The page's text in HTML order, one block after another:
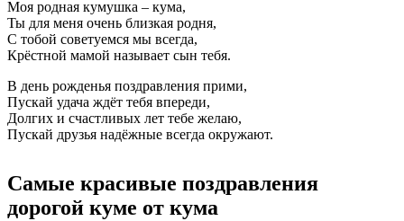
Моя родная кумушка – кума,
Ты для меня очень близкая родня,
С тобой советуемся мы всегда,
Крёстной мамой называет сын тебя.
В день рожденья поздравления прими,
Пускай удача ждёт тебя впереди,
Долгих и счастливых лет тебе желаю,
Пускай друзья надёжные всегда окружают.
Самые красивые поздравления
дорогой куме от кума